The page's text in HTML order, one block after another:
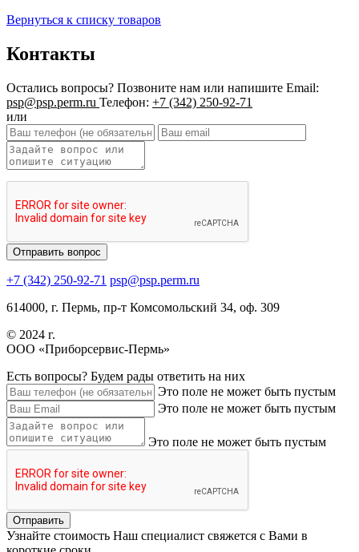
Вернуться к списку товаров
Контакты
Остались вопросы? Позвоните нам или напишите Email:
psp@psp.perm.ru Телефон: +7 (342) 250-92-71
или
+7 (342) 250-92-71 psp@psp.perm.ru
614000, г. Пермь, пр-т Комсомольский 34, оф. 309
© 2024 г.
ООО «Приборсервис-Пермь»
Есть вопросы? Будем рады ответить на них
Это поле не может быть пустым
Это поле не может быть пустым
Это поле не может быть пустым
Узнайте стоимость Наш специалист свяжется с Вами в